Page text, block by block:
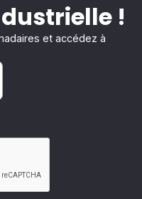
!
et accédez à